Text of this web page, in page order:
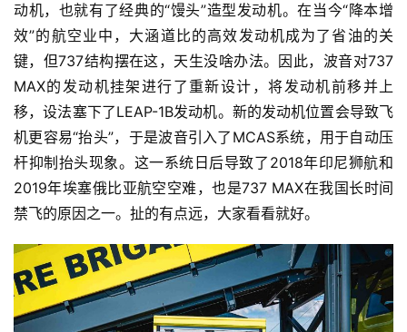
动机，也就有了经典的“馒头”造型发动机。在当今“降本增
效”的航空业中，大涵道比的高效发动机成为了省油的关
键，但737结构摆在这，天生没啥办法。因此，波音对737
MAX的发动机挂架进行了重新设计，将发动机前移并上
移，设法塞下了LEAP-1B发动机。新的发动机位置会导致飞
机更容易“抬头”，于是波音引入了MCAS系统，用于自动压
杆抑制抬头现象。这一系统日后导致了2018年印尼狮航和
2019年埃塞俄比亚航空空难，也是737 MAX在我国长时间
禁飞的原因之一。扯的有点远，大家看看就好。